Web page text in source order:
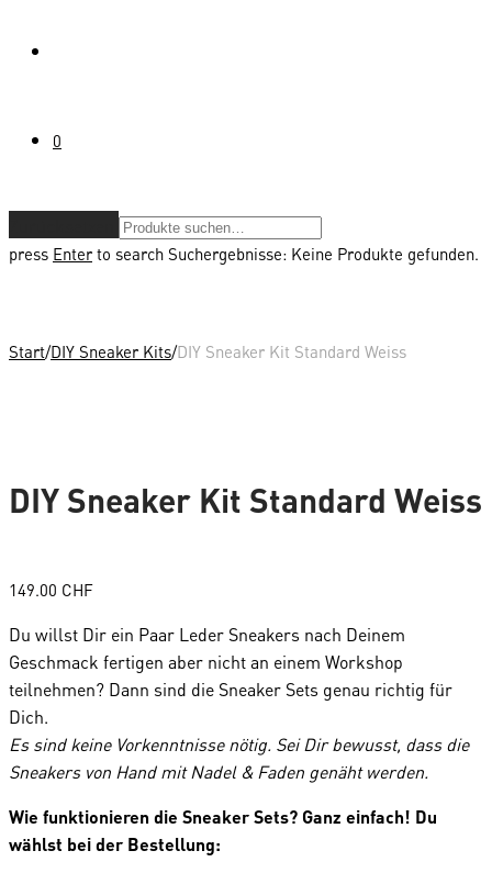
0
press Enterto searchSuchergebnisse: Keine Produkte gefunden.
Start/DIY Sneaker Kits/DIY Sneaker Kit Standard Weiss
DIY Sneaker Kit Standard Weiss
149.00 CHF
Du willst Dir ein Paar Leder Sneakers nach Deinem
Geschmack fertigen aber nicht an einem Workshop
teilnehmen? Dann sind die Sneaker Sets genau richtig für
Dich.
Es sind keine Vorkenntnisse nötig. Sei Dir bewusst, dass die
Sneakers von Hand mit Nadel & Faden genäht werden.
Wie funktionieren die Sneaker Sets? Ganz einfach! Du
wählst bei der Bestellung: